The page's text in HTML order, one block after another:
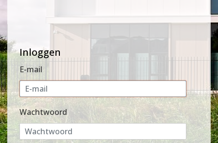
Inloggen
E-mail
Wachtwoord